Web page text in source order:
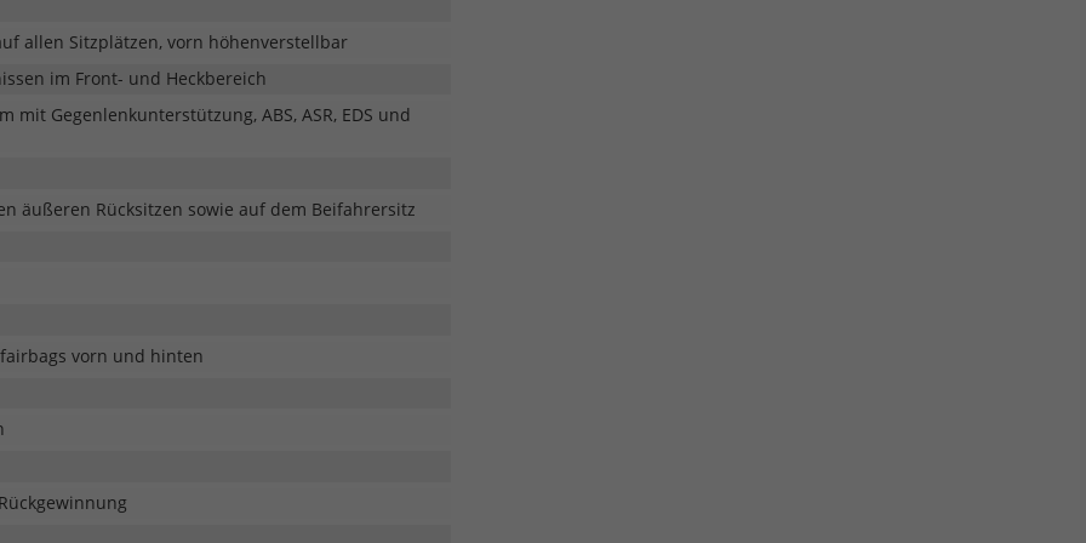
allen Sitzplätzen, vorn höhenverstellbar
im Front- und Heckbereich
Gegenlenkunterstützung, ABS, ASR, EDS und
äußeren Rücksitzen sowie auf dem Beifahrersitz
vorn und hinten